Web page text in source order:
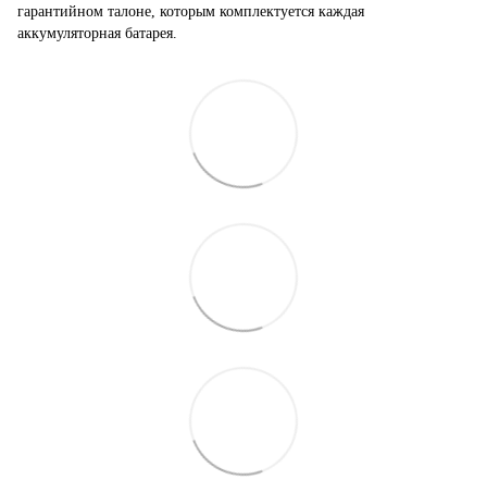
гарантийном талоне, которым комплектуется каждая
аккумуляторная батарея.